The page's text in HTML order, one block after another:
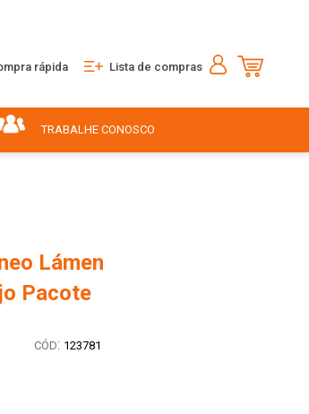
rápida Lista de compras
TRABALHE CONOSCO
Lámen
Pacote
: 123781